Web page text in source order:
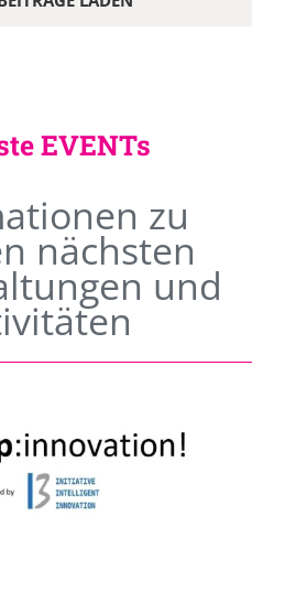
EVENTs
zu
nächsten
und